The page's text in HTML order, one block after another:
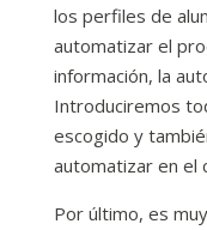
los perfiles de
automatizar el
información, la
Introduciremos
escogido y
automatizar en el
Por último, es